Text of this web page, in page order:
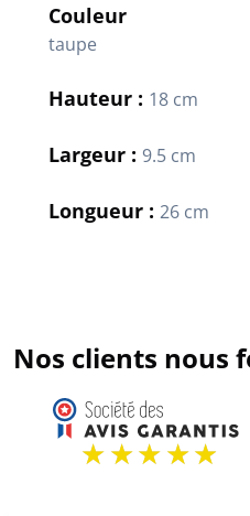
Couleur
taupe
Hauteur : 18 cm
Largeur : 9.5 cm
Longueur : 26 cm
Nos clients nous